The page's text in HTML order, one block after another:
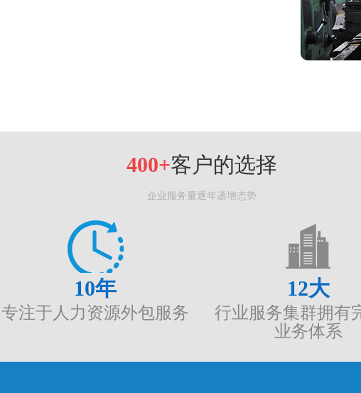
400+客户的选择
企业服务量逐年递增态势
10年
专注于人力资源外包服务
12大
行业服务集群拥有
业务体系